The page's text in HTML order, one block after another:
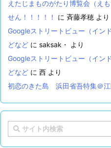
えたじまものがたり博覧会（え
せん！！！！！
に 斉藤孝穂 より
Googleストリートビュー（イン
どなど に saksak・
より
Googleストリートビュー（イン
どなど に 西 より
初恋のきた島 浜田省吾特集＠